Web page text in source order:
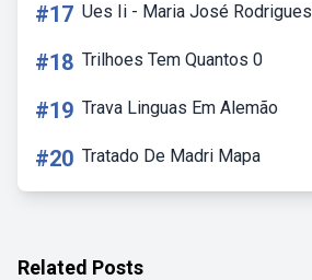
#17 Ues Ii - Maria José Rodrigues
#18 Trilhoes Tem Quantos 0
#19 Trava Linguas Em Alemão
#20 Tratado De Madri Mapa
Related Posts